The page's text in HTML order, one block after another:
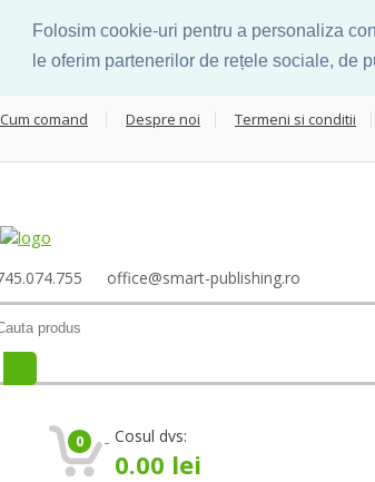
Folosim cookie-uri pentru a personaliza
le oferim partenerilor de rețele sociale, de
Cum comand Despre noi Termeni si conditii
office@smart-publishing.ro
0 Cosul dvs:
0.00 lei